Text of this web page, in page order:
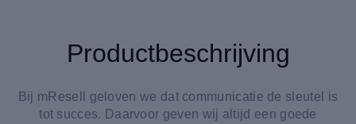
Productbeschrijving
Bij mResell geloven we dat communicatie de sleutel is
tot succes. Daarvoor geven wij altijd een goede